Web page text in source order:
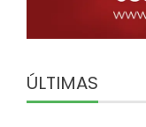
ÚLTIMAS